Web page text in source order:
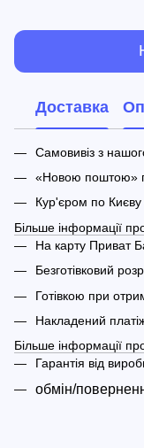
Доставка
Самовивіз з
«Новою поштою»
Кур'єром по
Більше інформації
На карту Приват
Безготівковий
Готівкою при
Накладений
Більше інформації
Гарантія від
обмін/